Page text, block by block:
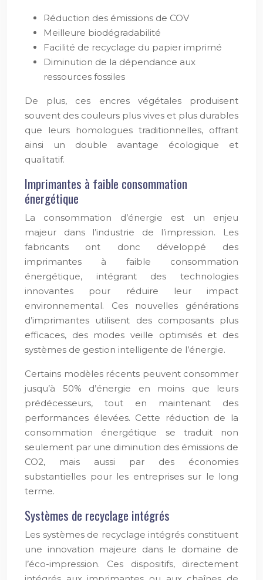
Réduction des émissions de COV
Meilleure biodégradabilité
Facilité de recyclage du papier imprimé
Diminution de la dépendance aux
ressources fossiles
De plus, ces encres végétales produisent
souvent des couleurs plus vives et plus durables
que leurs homologues traditionnelles, offrant
ainsi un double avantage écologique et
qualitatif.
Imprimantes à faible consommation
énergétique
La consommation d’énergie est un enjeu
majeur dans l’industrie de l’impression. Les
fabricants ont donc développé des
imprimantes à faible consommation
énergétique, intégrant des technologies
innovantes pour réduire leur impact
environnemental. Ces nouvelles générations
d’imprimantes utilisent des composants plus
efficaces, des modes veille optimisés et des
systèmes de gestion intelligente de l’énergie.
Certains modèles récents peuvent consommer
jusqu’à 50% d’énergie en moins que leurs
prédécesseurs, tout en maintenant des
performances élevées. Cette réduction de la
consommation énergétique se traduit non
seulement par une diminution des émissions de
CO2, mais aussi par des économies
substantielles pour les entreprises sur le long
terme.
Systèmes de recyclage intégrés
Les systèmes de recyclage intégrés constituent
une innovation majeure dans le domaine de
l’éco-impression. Ces dispositifs, directement